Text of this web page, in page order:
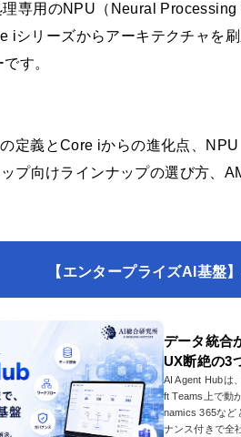
専用のNPU（Neural
iシリーズからアーキテクチャを
す。
定義とCore iからの進化点、
プ向けラインナップの選び方、
【エンタープライズAI基盤
データ統合
UX断絶の3
AI Agent Hubは
ft Teams上で動
namics 365など
ナンス付きで全